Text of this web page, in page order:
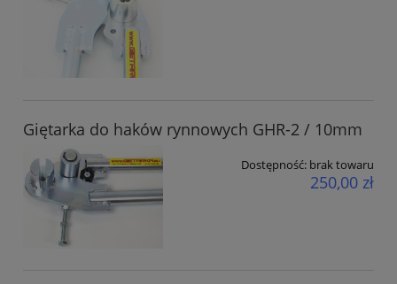
Giętarka do haków rynnowych GHR-2 / 10mm
Dostępność: brak towaru
250,00 zł